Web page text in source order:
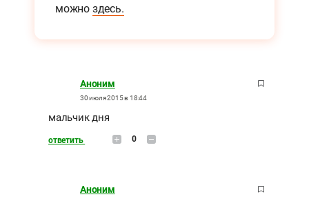
можно здесь.
Аноним
30 июля 2015 в 18:44
мальчик дня
ответить 0
Аноним